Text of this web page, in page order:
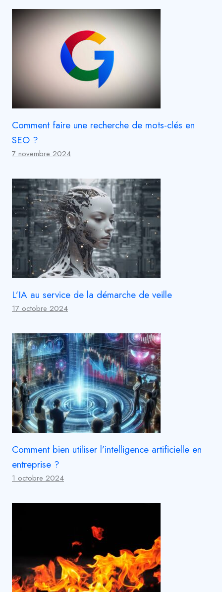
Comment faire une recherche de mots-clés en
SEO ?
7 novembre 2024
L’IA au service de la démarche de veille
17 octobre 2024
Comment bien utiliser l’intelligence artificielle en
entreprise ?
1 octobre 2024